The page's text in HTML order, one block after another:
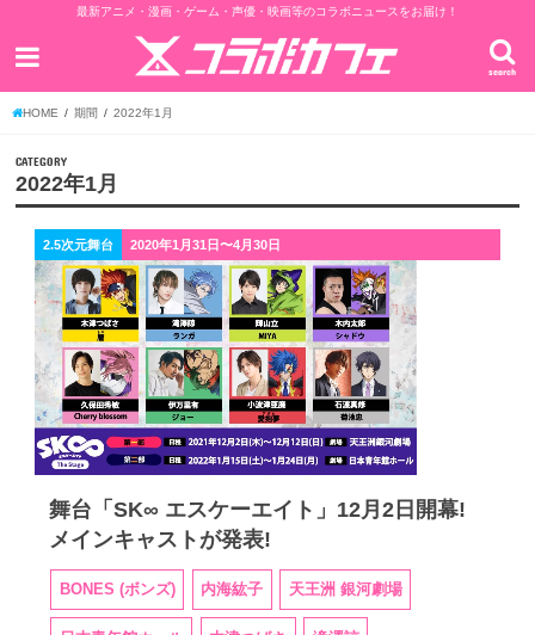
最新アニメ・漫画・ゲーム・声優・映画等のコラボニュースをお届け！
search
HOME 期間 2022年1月
CATEGORY
2022年1月
2.5次元舞台 2020年1月31日〜4月30日
舞台「SK∞ エスケーエイト」12月2日開幕!
メインキャストが発表!
BONES (ボンズ) 内海紘子 天王洲 銀河劇場